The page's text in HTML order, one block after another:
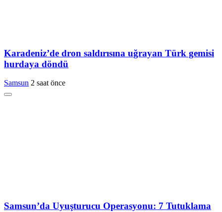
Karadeniz’de dron saldırısına uğrayan Türk gemisi
hurdaya döndü
Samsun 2 saat önce
Samsun’da Uyuşturucu Operasyonu: 7 Tutuklama